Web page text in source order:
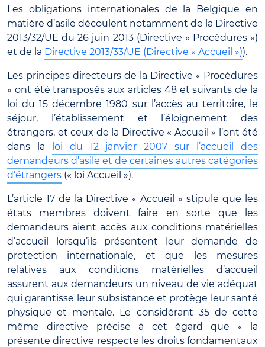
Les obligations internationales de la Belgique en
matière d’asile découlent notamment de la Directive
2013/32/UE du 26 juin 2013 (Directive « Procédures »)
et de la Directive 2013/33/UE (Directive « Accueil »)).
Les principes directeurs de la Directive « Procédures
» ont été transposés aux articles 48 et suivants de la
loi du 15 décembre 1980 sur l’accès au territoire, le
séjour, l’établissement et l’éloignement des
étrangers, et ceux de la Directive « Accueil » l’ont été
dans la
loi du 12 janvier 2007 sur l’accueil des
demandeurs d’asile et de certaines autres catégories
d’étrangers (« loi Accueil »).
L’article 17 de la Directive « Accueil » stipule que les
états membres doivent faire en sorte que les
demandeurs aient accès aux conditions matérielles
d’accueil lorsqu’ils présentent leur demande de
protection internationale, et que les mesures
relatives aux conditions matérielles d’accueil
assurent aux demandeurs un niveau de vie adéquat
qui garantisse leur subsistance et protège leur santé
physique et mentale. Le considérant 35 de cette
même directive précise à cet égard que « la
présente directive respecte les droits fondamentaux